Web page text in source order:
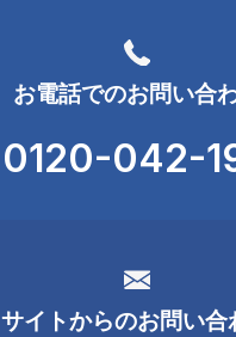
お電話でのお問い合
0120-042-
サイトからのお問い合